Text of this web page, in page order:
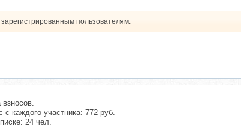
пользователям.
с каждого участника: 772 руб.
24 чел.